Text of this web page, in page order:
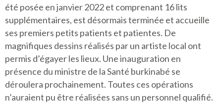
été posée en janvier 2022 et comprenant 16 lits
supplémentaires, est désormais terminée et accueille
ses premiers petits patients et patientes. De
magnifiques dessins réalisés par un artiste local ont
permis d’égayer les lieux. Une inauguration en
présence du ministre de la Santé burkinabé se
déroulera prochainement. Toutes ces opérations
n’auraient pu être réalisées sans un personnel qualifié.